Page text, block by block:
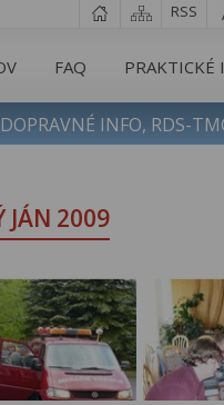
RSS
FAQ PRAKTICKÉ
DOPRAVNÉ INFO, RDS-
JÁN 2009